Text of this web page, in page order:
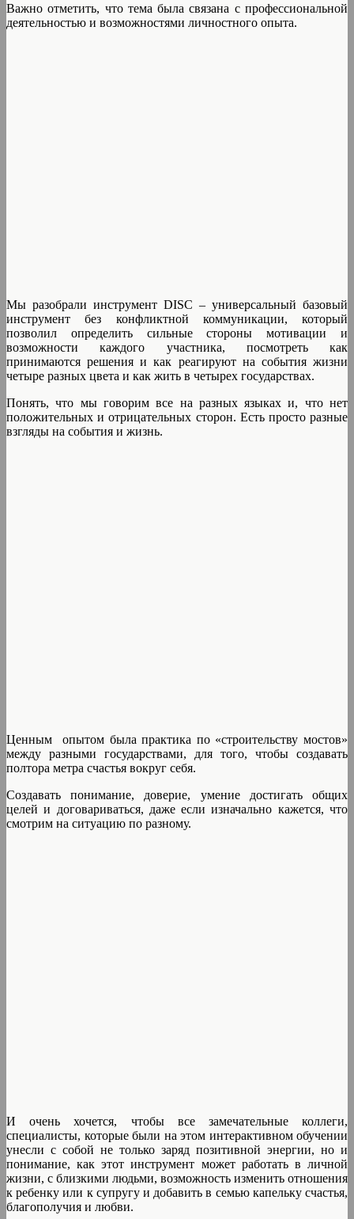
Важно отметить, что тема была связана с профессиональной
деятельностью и возможностями личностного опыта.
Мы разобрали инструмент DISC – универсальный базовый
инструмент без конфликтной коммуникации, который
позволил определить сильные стороны мотивации и
возможности каждого участника, посмотреть как
принимаются решения и как реагируют на события жизни
четыре разных цвета и как жить в четырех государствах.
Понять, что мы говорим все на разных языках и, что нет
положительных и отрицательных сторон. Есть просто разные
взгляды на события и жизнь.
Ценным опытом была практика по «строительству мостов»
между разными государствами, для того, чтобы создавать
полтора метра счастья вокруг себя.
Создавать понимание, доверие, умение достигать общих
целей и договариваться, даже если изначально кажется, что
смотрим на ситуацию по разному.
И очень хочется, чтобы все замечательные коллеги,
специалисты, которые были на этом интерактивном обучении
унесли с собой не только заряд позитивной энергии, но и
понимание, как этот инструмент может работать в личной
жизни, с близкими людьми, возможность изменить отношения
к ребенку или к супругу и добавить в семью капельку счастья,
благополучия и любви.